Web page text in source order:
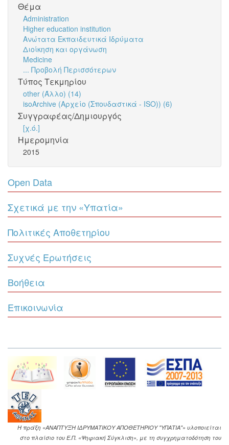
Θέμα
Administration
Higher education institution
Ανώτατα Εκπαιδευτικά Ιδρύματα
Διοίκηση και οργάνωση
Medicine
... Προβολή Περισσότερων
Τύπος Τεκμηρίου
other (Άλλο) (14)
isoArchive (Αρχείο (Σπουδαστικά - ISO)) (6)
Συγγραφέας/Δημιουργός
[χ.ό.]
Ημερομηνία
2015
Open Data
Σχετικά με την «Υπατία»
Πολιτικές Αποθετηρίου
Συχνές Ερωτήσεις
Βοήθεια
Επικοινωνία
Η πράξη «ΑΝΑΠΤΥΞΗ ΙΔΡΥΜΑΤΙΚΟΥ ΑΠΟΘΕΤΗΡΙΟΥ "ΥΠΑΤΙΑ"» υλοποιείται
στο πλαίσιο του Ε.Π. «Ψηφιακή Σύγκλιση», με τη συγχρηματοδότηση του